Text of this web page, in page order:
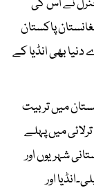
نے اس کی
پاکستان
بھی انڈیا کے
میں تربیت
میں پہلے
شہریوں اور
اور